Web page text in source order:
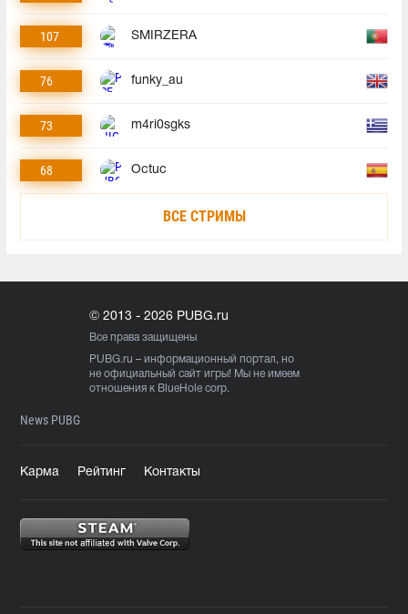
107 SMIRZERA
76 funky_au
73 m4ri0sgks
68 Octuc
ВСЕ СТРИМЫ
© 2013 - 2026 PUBG.ru
Все права защищены
PUBG.ru – информационный портал, но
не официальный сайт игры! Мы не имеем
отношения к BlueHole corp.
News PUBG
Карма Рейтинг Контакты